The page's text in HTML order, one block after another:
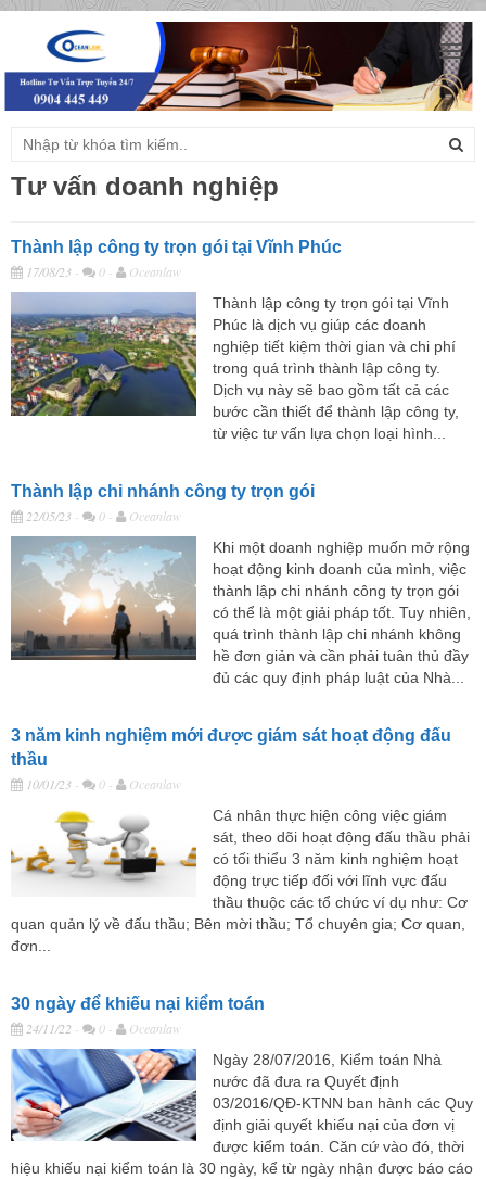
Tư vấn doanh nghiệp
Thành lập công ty trọn gói tại Vĩnh Phúc
17/08/23 - 0 -
Oceanlaw
Thành lập công ty trọn gói tại Vĩnh
Phúc là dịch vụ giúp các doanh
nghiệp tiết kiệm thời gian và chi phí
trong quá trình thành lập công ty.
Dịch vụ này sẽ bao gồm tất cả các
bước cần thiết để thành lập công ty,
từ việc tư vấn lựa chọn loại hình...
Thành lập chi nhánh công ty trọn gói
22/05/23 - 0 -
Oceanlaw
Khi một doanh nghiệp muốn mở rộng
hoạt động kinh doanh của mình, việc
thành lập chi nhánh công ty trọn gói
có thể là một giải pháp tốt. Tuy nhiên,
quá trình thành lập chi nhánh không
hề đơn giản và cần phải tuân thủ đầy
đủ các quy định pháp luật của Nhà...
3 năm kinh nghiệm mới được giám sát hoạt động đấu
thầu
10/01/23 - 0 -
Oceanlaw
Cá nhân thực hiện công việc giám
sát, theo dõi hoạt động đấu thầu phải
có tối thiểu 3 năm kinh nghiệm hoạt
động trực tiếp đối với lĩnh vực đấu
thầu thuộc các tổ chức ví dụ như: Cơ
quan quản lý về đấu thầu; Bên mời thầu; Tổ chuyên gia; Cơ quan,
đơn...
30 ngày để khiếu nại kiểm toán
24/11/22 - 0 -
Oceanlaw
Ngày 28/07/2016, Kiểm toán Nhà
nước đã đưa ra Quyết định
03/2016/QĐ-KTNN ban hành các Quy
định giải quyết khiếu nại của đơn vị
được kiểm toán. Căn cứ vào đó, thời
hiệu khiếu nại kiểm toán là 30 ngày, kể từ ngày nhận được báo cáo